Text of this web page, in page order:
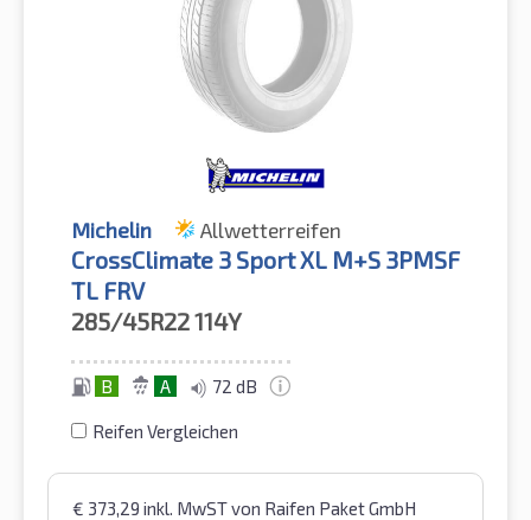
Michelin Allwetterreifen
CrossClimate 3 Sport XL M+S 3PMSF
TL FRV
285/45R22114Y
B A 72 dB
Reifen Vergleichen
€ 373,29 inkl. MwSTvon Raifen Paket GmbH